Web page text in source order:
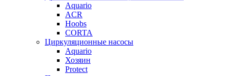
Aquario
ACR
Hoobs
CORTA
Циркуляционные насосы
Aquario
Хозяин
Protect